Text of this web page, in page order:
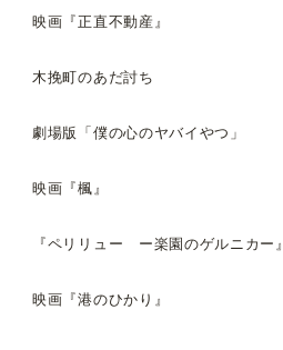
映画『正直不動産』
木挽町のあだ討ち
劇場版「僕の心のヤバイやつ」
映画『楓』
『ペリリュー ー楽園のゲルニカー』
映画『港のひかり』